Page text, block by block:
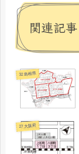
関連記事
32 島根県
27 大阪府